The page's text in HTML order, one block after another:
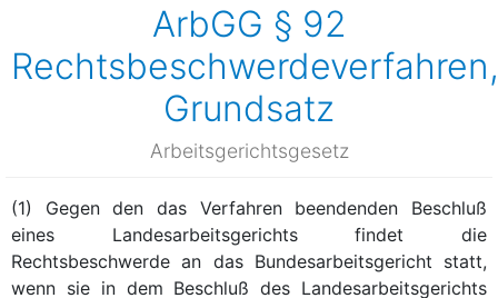
ArbGG § 92
Rechtsbeschwerdeverfahren,
Grundsatz
Arbeitsgerichtsgesetz
(1) Gegen den das Verfahren beendenden Beschluß
eines Landesarbeitsgerichts findet die
Rechtsbeschwerde an das Bundesarbeitsgericht statt,
wenn sie in dem Beschluß des Landesarbeitsgerichts